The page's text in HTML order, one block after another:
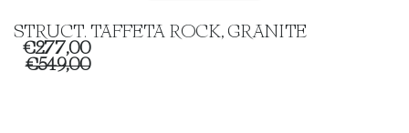
STRUCT. TAFFETA ROCK, GRANITE
€277,00
€549,00